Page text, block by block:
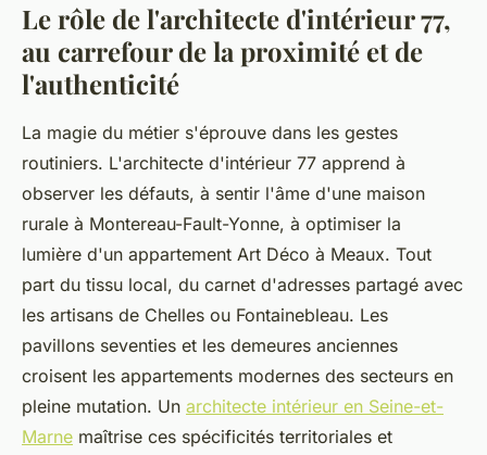
Le rôle de l'architecte d'intérieur 77,
au carrefour de la proximité et de
l'authenticité
La magie du métier s'éprouve dans les gestes
routiniers. L'architecte d'intérieur 77 apprend à
observer les défauts, à sentir l'âme d'une maison
rurale à Montereau-Fault-Yonne, à optimiser la
lumière d'un appartement Art Déco à Meaux. Tout
part du tissu local, du carnet d'adresses partagé avec
les artisans de Chelles ou Fontainebleau. Les
pavillons seventies et les demeures anciennes
croisent les appartements modernes des secteurs en
pleine mutation. Un architecte intérieur en Seine-et-
Marne maîtrise ces spécificités territoriales et